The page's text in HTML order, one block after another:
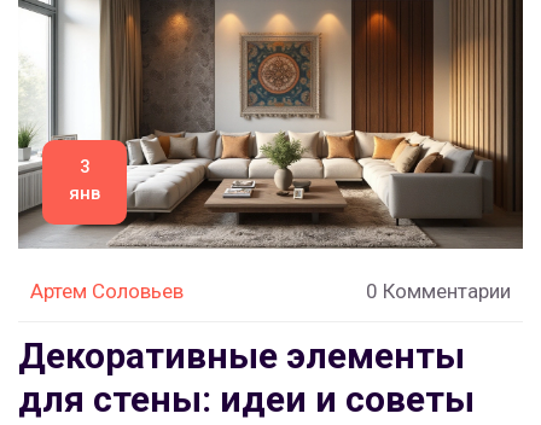
3
янв
Артем Соловьев 0 Комментарии
Декоративные элементы
для стены: идеи и советы